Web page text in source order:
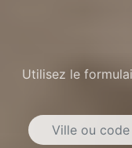
Utilisez le